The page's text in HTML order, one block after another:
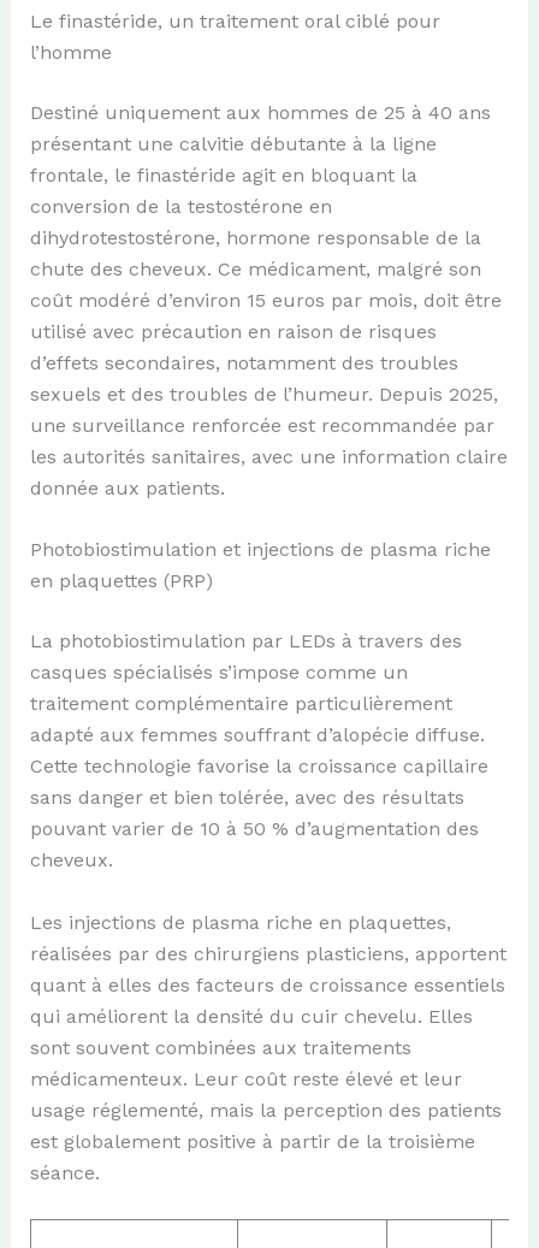
Le finastéride, un traitement oral ciblé pour
l’homme
Destiné uniquement aux hommes de 25 à 40 ans
présentant une calvitie débutante à la ligne
frontale, le finastéride agit en bloquant la
conversion de la testostérone en
dihydrotestostérone, hormone responsable de la
chute des cheveux. Ce médicament, malgré son
coût modéré d’environ 15 euros par mois, doit être
utilisé avec précaution en raison de risques
d’effets secondaires, notamment des troubles
sexuels et des troubles de l’humeur. Depuis 2025,
une surveillance renforcée est recommandée par
les autorités sanitaires, avec une information claire
donnée aux patients.
Photobiostimulation et injections de plasma riche
en plaquettes (PRP)
La photobiostimulation par LEDs à travers des
casques spécialisés s’impose comme un
traitement complémentaire particulièrement
adapté aux femmes souffrant d’alopécie diffuse.
Cette technologie favorise la croissance capillaire
sans danger et bien tolérée, avec des résultats
pouvant varier de 10 à 50 % d’augmentation des
cheveux.
Les injections de plasma riche en plaquettes,
réalisées par des chirurgiens plasticiens, apportent
quant à elles des facteurs de croissance essentiels
qui améliorent la densité du cuir chevelu. Elles
sont souvent combinées aux traitements
médicamenteux. Leur coût reste élevé et leur
usage réglementé, mais la perception des patients
est globalement positive à partir de la troisième
séance.